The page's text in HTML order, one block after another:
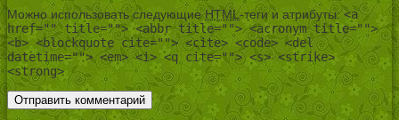
Можно использовать следующиеHTML-теги и атрибуты:<a
href="" title=""> <abbr title=""> <acronym title="">
<b> <blockquote cite=""> <cite> <code> <del
datetime=""> <em> <i> <q cite=""> <s> <strike>
<strong>